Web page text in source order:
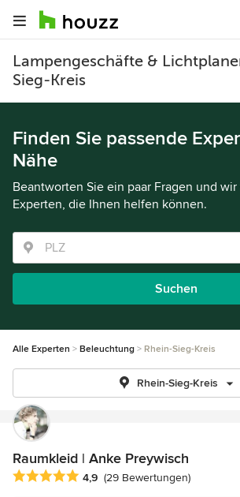
Lampengeschäfte &
Sieg-Kreis
Finden Sie passende
Nähe
Beantworten Sie ein paar Fragen und
Experten, die Ihnen helfen können.
Suchen
Alle Experten Beleuchtung Rhein-Sieg-Kreis
Rhein-Sieg-Kreis
Raumkleid | Anke Preywisch
Durchschnittliche Bewertung: 4.9 von 5
4,9 (29 Bewertungen)